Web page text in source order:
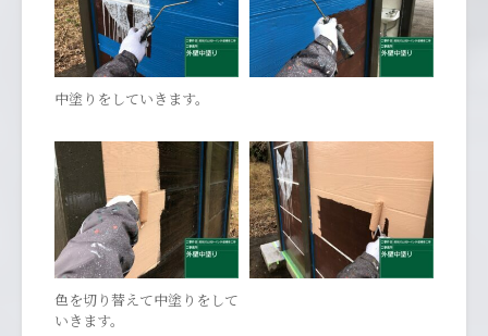
中塗りをしていきます。
色を切り替えて中塗りをして
いきます。